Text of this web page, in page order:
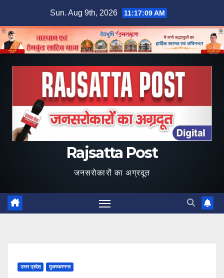
content
Sun. Aug 9th, 2026 11:17:10 AM
Rajsatta Post
जनसरोकारों का अग्रदूत
उत्तर प्रदेश मुजफ्फरनगर